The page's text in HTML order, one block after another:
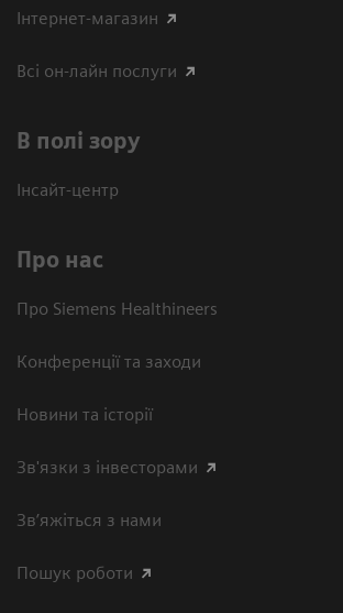
Інтернет-магазин
Всі он-лайн послуги
В полі зору
Інсайт-центр
Про нас
Про Siemens Healthineers
Конференції та заходи
Новини та історії
Зв'язки з інвесторами
Зв’яжіться з нами
Пошук роботи